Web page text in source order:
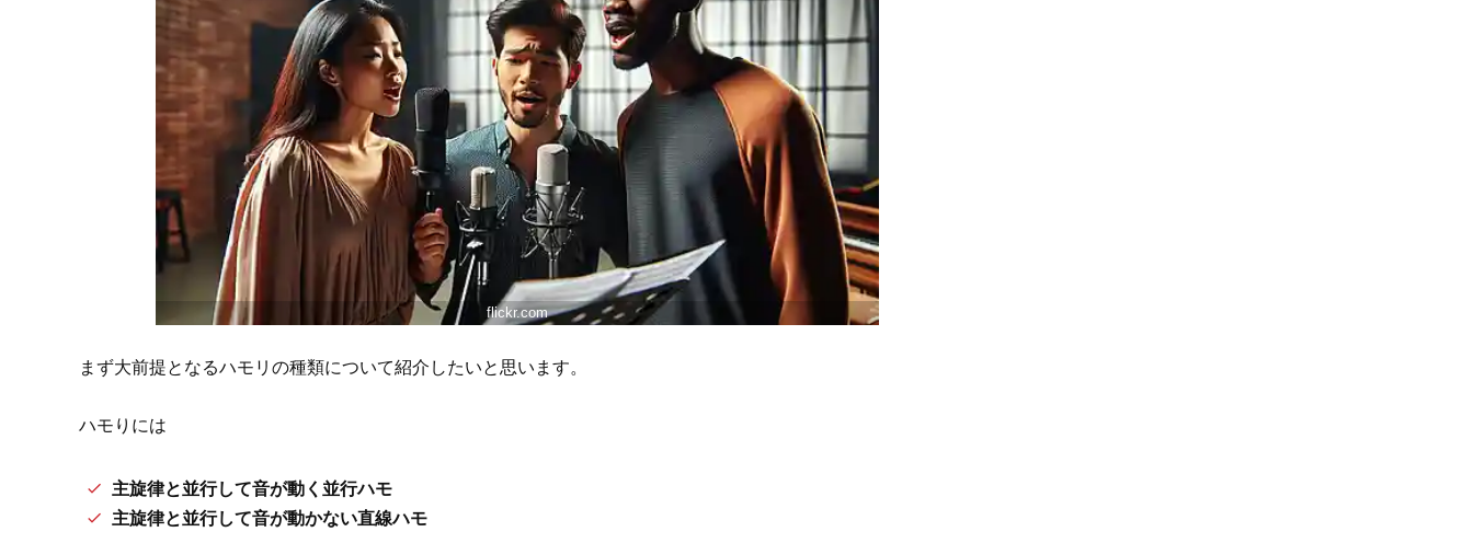
flickr.com
まず大前提となるハモリの種類について紹介したいと思います。
ハモりには
主旋律と並行して音が動く並行ハモ
主旋律と並行して音が動かない直線ハモ